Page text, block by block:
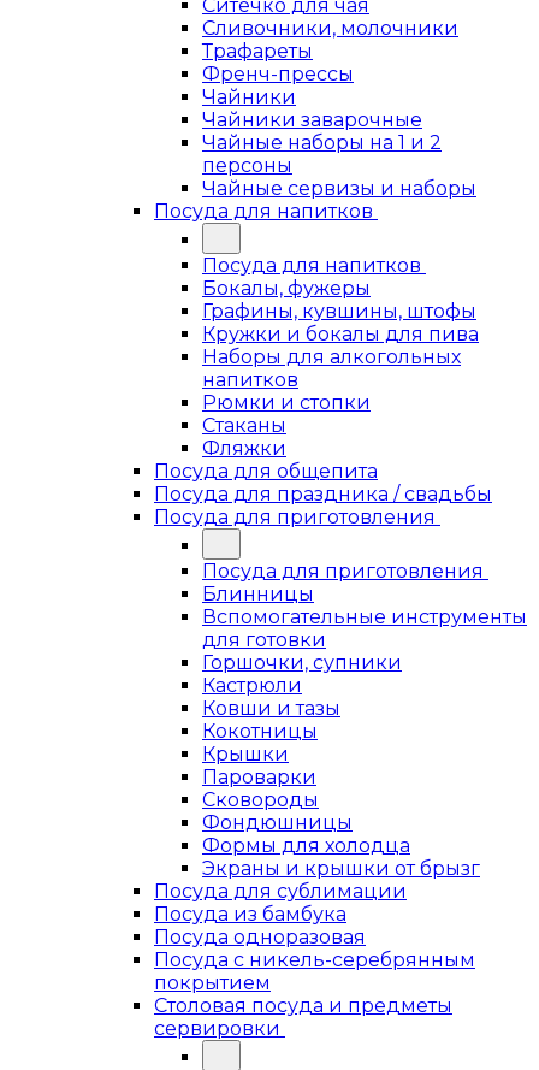
Ситечко для чая
Сливочники, молочники
Трафареты
Френч-прессы
Чайники
Чайники заварочные
Чайные наборы на 1 и 2
персоны
Чайные сервизы и наборы
Посуда для напитков
Посуда для напитков
Бокалы, фужеры
Графины, кувшины, штофы
Кружки и бокалы для пива
Наборы для алкогольных
напитков
Рюмки и стопки
Стаканы
Фляжки
Посуда для общепита
Посуда для праздника / свадьбы
Посуда для приготовления
Посуда для приготовления
Блинницы
Вспомогательные инструменты
для готовки
Горшочки, супники
Кастрюли
Ковши и тазы
Кокотницы
Крышки
Пароварки
Сковороды
Фондюшницы
Формы для холодца
Экраны и крышки от брызг
Посуда для сублимации
Посуда из бамбука
Посуда одноразовая
Посуда с никель-серебрянным
покрытием
Столовая посуда и предметы
сервировки